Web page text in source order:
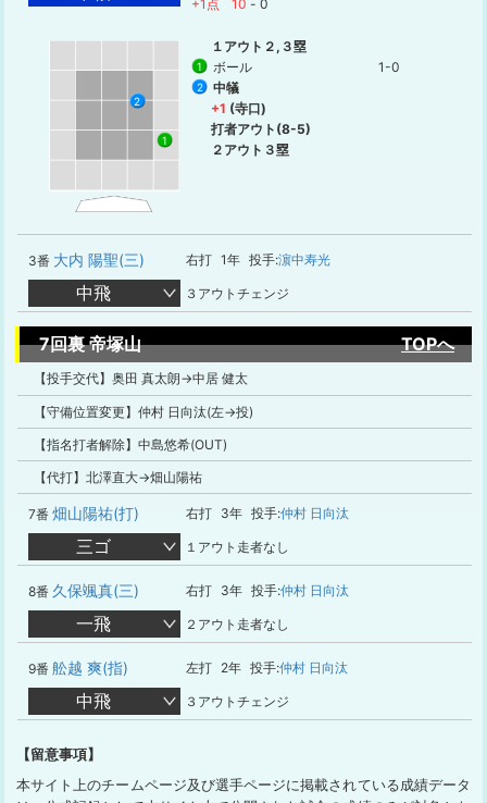
+1点
10 - 0
1
2
１アウト２,３塁
1 ボール 1-0
2
中犠
+1 (寺口)
打者アウト(8-5)
２アウト３塁
3番 大内 陽聖(三) 右打 1年 投手:濵中寿光
中飛 ３アウトチェンジ
7回裏 帝塚山 TOPへ
【投手交代】奥田 真太朗→中居 健太
【守備位置変更】仲村 日向汰(左→投)
【指名打者解除】中島悠希(OUT)
【代打】北澤直大→畑山陽祐
7番 畑山陽祐(打) 右打 3年 投手:仲村 日向汰
三ゴ １アウト走者なし
8番 久保颯真(三) 右打 3年 投手:仲村 日向汰
一飛 ２アウト走者なし
9番 舩越 爽(指) 左打 2年 投手:仲村 日向汰
中飛 ３アウトチェンジ
【留意事項】
本サイト上のチームページ及び選手ページに掲載されている成績データ